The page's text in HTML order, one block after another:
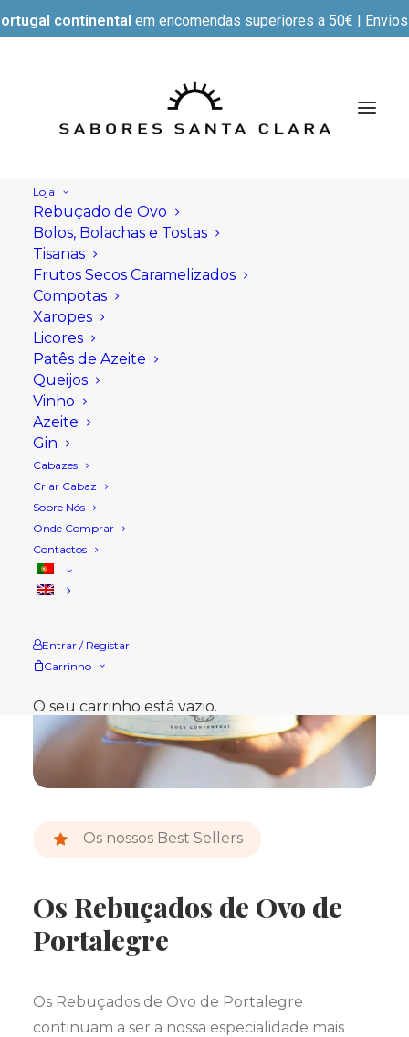
continental em encomendas superiores a 50€ |
Loja
Rebuçado de Ovo
Bolos, Bolachas e Tostas
Tisanas
Frutos Secos Caramelizados
Compotas
Xaropes
Licores
Patês de Azeite
Queijos
Vinho
Azeite
Gin
Cabazes
Criar Cabaz
Sobre Nós
Onde Comprar
Contactos
Entrar / Registar
Carrinho
O seu carrinho está vazio.
Os nossos Best Sellers
Os Rebuçados de Ovo de
Portalegre
Os Rebuçados de Ovo de Portalegre
continuam a ser a nossa especialidade mais